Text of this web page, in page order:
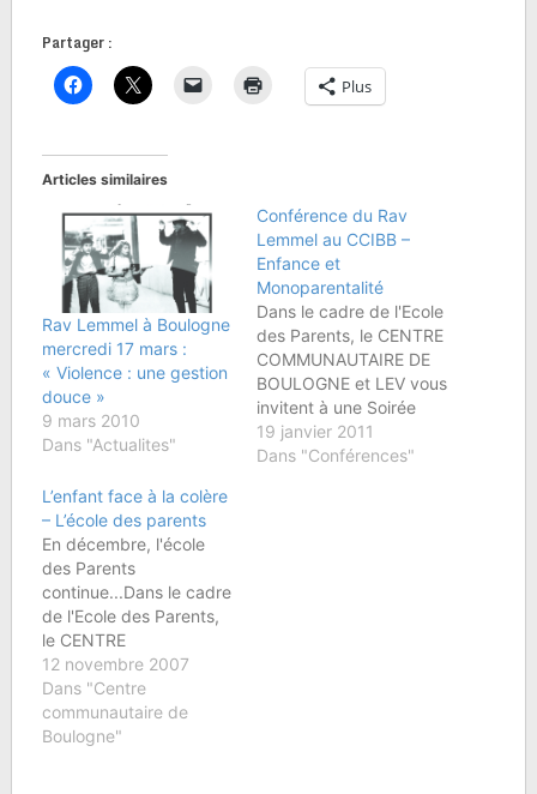
Partager :
Plus
Articles similaires
Rav Lemmel à Boulogne
mercredi 17 mars :
« Violence : une gestion
douce »
9 mars 2010
Dans "Actualites"
Conférence du Rav
Lemmel au CCIBB –
Enfance et
Monoparentalité
Dans le cadre de l'Ecole
des Parents, le CENTRE
COMMUNAUTAIRE DE
BOULOGNE et LEV vous
invitent à une Soirée
Conférence-Débat du
Rav Elie LEMMEL :
19 janvier 2011
Dans "Conférences"
L’enfant face à la colère
– L’école des parents
En décembre, l'école
des Parents
continue...Dans le cadre
de l'Ecole des Parents,
le CENTRE
COMMUNAUTAIRE DE
BOULOGNE et LEV vous
invitent à une Soirée
Conférence du Rav Elie
12 novembre 2007
Dans "Centre
communautaire de
Boulogne"